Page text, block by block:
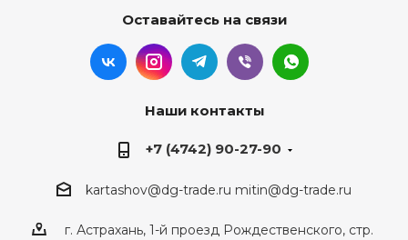
Оставайтесь на связи
Наши контакты
+7 (4742) 90-27-90
kartashov@dg-trade.ru mitin@dg-trade.ru
г. Астрахань, 1-й проезд Рождественского, стр.